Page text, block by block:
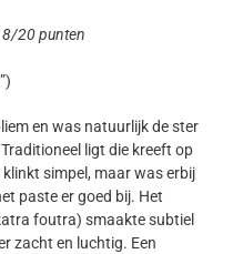
20 punten
en was natuurlijk de ster
ligt die kreeft op
simpel, maar was erbij
paste er goed bij. Het
foutra) smaakte subtiel
zacht en luchtig. Een